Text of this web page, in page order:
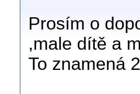
Prosím o
,male dítě a
To znamená